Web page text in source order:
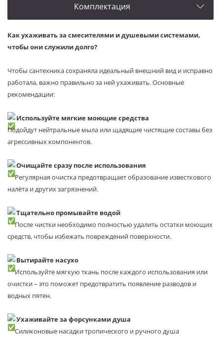
Комплектация
Как ухаживать за смесителями и душевыми системами,
чтобы они служили долго?
Чтобы сантехника сохраняла идеальный внешний вид и исправно
работала, важно правильно за ней ухаживать. Основные
рекомендации:
Используйте мягкие моющие средства
Подойдут нейтральные мыла или щадящие чистящие составы без
агрессивных компонентов.
Очищайте сразу после использования
Регулярная очистка предотвращает образование известкового
налёта и других загрязнений.
Тщательно промывайте водой
После чистки необходимо полностью удалить остатки моющих
средств, чтобы избежать повреждений поверхности.
Вытирайте насухо
Используйте мягкую ткань после каждого использования или
очистки – это поможет предотвратить появление разводов и
водных пятен.
Ухаживайте за форсунками душа
Силиконовые насадки тропического и ручного душа